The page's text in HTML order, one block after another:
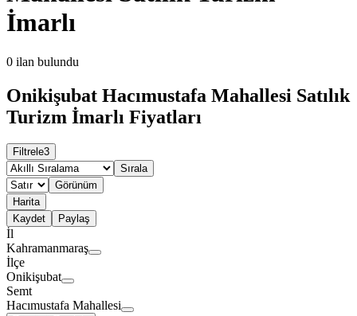
İmarlı
0 ilan bulundu
Onikişubat Hacımustafa Mahallesi Satılık
Turizm İmarlı Fiyatları
Filtrele3
Sırala
Görünüm
Harita
Kaydet
Paylaş
İl
Kahramanmaraş
İlçe
Onikişubat
Semt
Hacımustafa Mahallesi